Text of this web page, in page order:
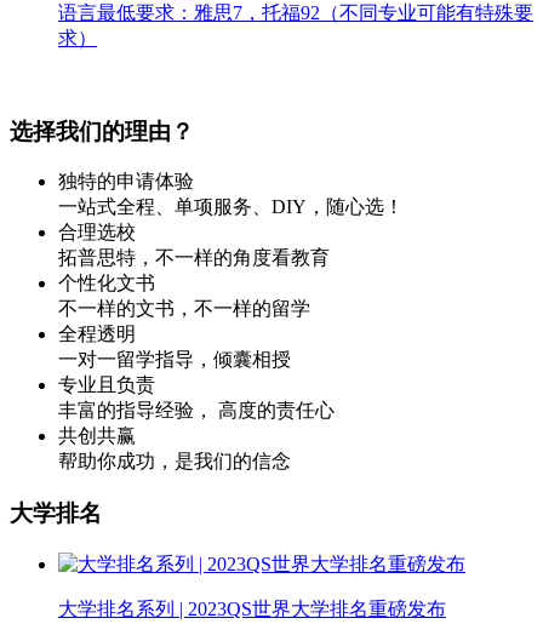
语言最低要求：雅思7，托福92（不同专业可能有特殊要
求）
选择我们的理由？
独特的申请体验
一站式全程、单项服务、DIY，随心选！
合理选校
拓普思特，不一样的角度看教育
个性化文书
不一样的文书，不一样的留学
全程透明
一对一留学指导，倾囊相授
专业且负责
丰富的指导经验， 高度的责任心
共创共赢
帮助你成功，是我们的信念
大学排名
大学排名系列 | 2023QS世界大学排名重磅发布